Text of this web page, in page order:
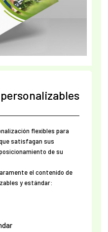
flexibles para
satisfagan sus
de su
el contenido de
y estándar: